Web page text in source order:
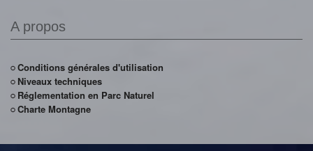
A propos
Conditions générales d'utilisation
Niveaux techniques
Réglementation en Parc Naturel
Charte Montagne